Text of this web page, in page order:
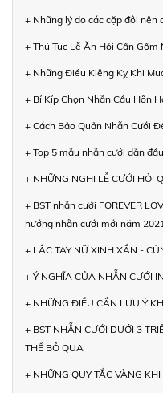
+ Những lý do các cặp đôi nên
+ Thủ Tục Lễ Ăn Hỏi Cần Gồm
+ Những Điều Kiêng Kỵ Khi
+ Bí Kíp Chọn Nhẫn Cầu Hôn
+ Cách Bảo Quản Nhẫn Cưới
+ Top 5 mẫu nhẫn cưới dẫn
+ NHỮNG NGHI LỄ CƯỚI HỎI
+ BST nhẫn cưới FOREVER
hướng nhẫn cưới mới năm 2021
+ LẮC TAY NỮ XINH XẮN -
+ Ý NGHĨA CỦA NHẪN CƯỚI
+ NHỮNG ĐIỀU CẦN LƯU Ý
+ BST NHẪN CƯỚI DƯỚI 3
THỂ BỎ QUA
+ NHỮNG QUY TẮC VÀNG